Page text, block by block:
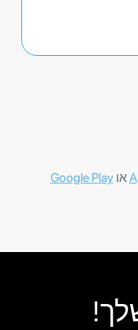
אוGoogle Play